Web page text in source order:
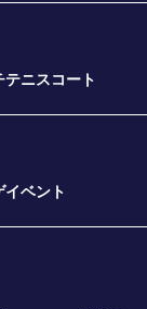
テニスコート
イベント